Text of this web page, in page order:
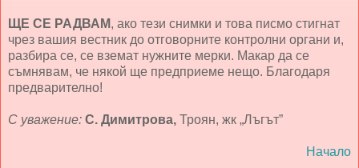
ЩЕ СЕ РАДВАМ, ако тези снимки и това писмо стигнат
чрез вашия вестник до отговорните контролни органи и,
разбира се, се вземат нужните мерки. Макар да се
съмнявам, че някой ще предприеме нещо. Благодаря
предварително!
С уважение: С. Димитрова, Троян, жк „Лъгът”
Начало